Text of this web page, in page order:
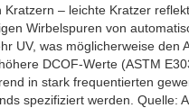
Kratzern – leichte Kratzer
Wirbelspuren von
UV, was möglicherweise
DCOF-Werte (ASTM
in stark frequentierten
spezifiziert werden. Quelle: